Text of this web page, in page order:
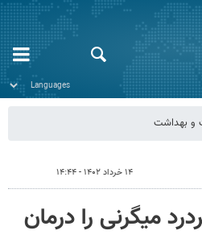
و بهداشت
۱۴ خرداد ۱۴۰۲ - ۱۴:۴۴
میگرنی را درمان